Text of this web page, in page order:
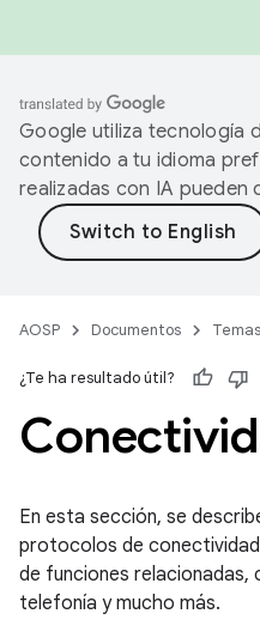
Google utiliza tecnología
contenido a tu idioma
realizadas con IA pueden
AOSP Documentos
¿Te ha resultado útil?
En esta sección, se
protocolos de
de funciones relacionadas,
telefonía y mucho más.